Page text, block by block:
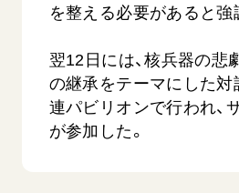
SDGs 平和
を整える必要があると強
翌12日には、核兵器の悲
の継承をテーマにした対
連パビリオンで行われ、
が参加した。